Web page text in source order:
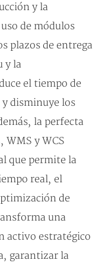
y la
de módulos
plazos de entrega
y la
el tiempo de
disminuye los
la perfecta
WMS y WCS
que permite la
real, el
de
una
activo estratégico
garantizar la